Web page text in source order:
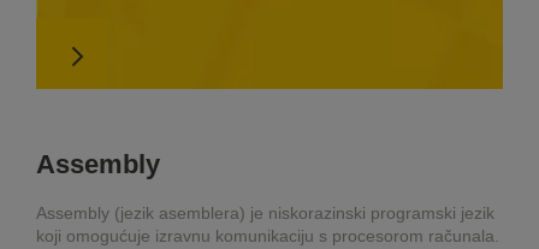
Assembly
Assembly (jezik asemblera) je niskorazinski programski jezik
koji omogućuje izravnu komunikaciju s procesorom računala.